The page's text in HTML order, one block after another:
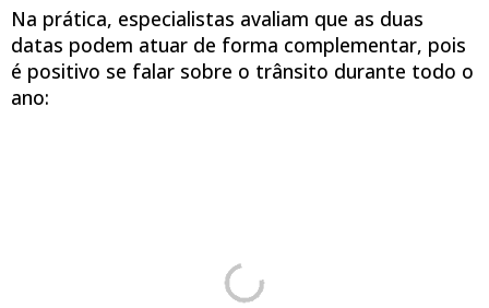
Na prática, especialistas avaliam que as duas
datas podem atuar de forma complementar, pois
é positivo se falar sobre o trânsito durante todo o
ano: